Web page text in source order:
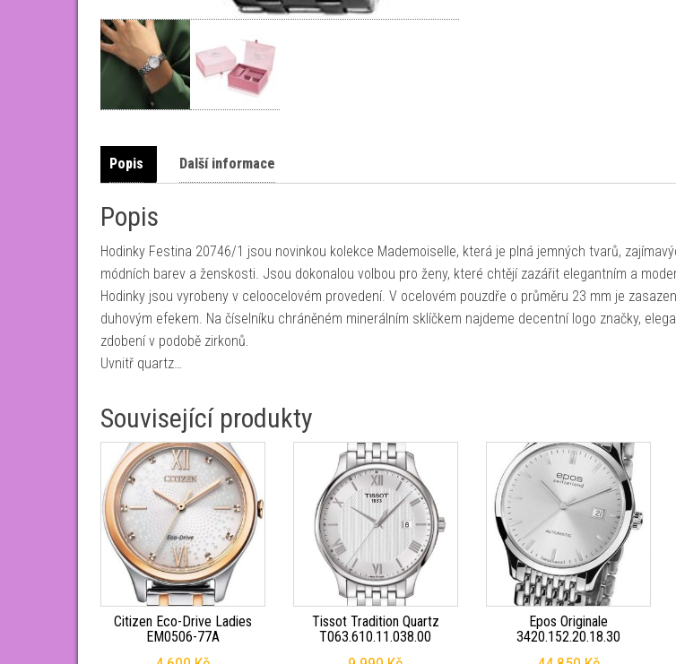
Popis Další informace
Popis
Hodinky Festina 20746/1 jsou novinkou kolekce Mademoiselle, která je plná jemných tvarů,
módních barev a ženskosti. Jsou dokonalou volbou pro ženy, které chtějí zazářit elegantním a
Hodinky jsou vyrobeny v celoocelovém provedení. V ocelovém pouzdře o průměru 23 mm je
duhovým efekem. Na číselníku chráněném minerálním sklíčkem najdeme decentní logo značky,
zdobení v podobě zirkonů.
Uvnitř quartz…
Související produkty
Citizen Eco-Drive Ladies
EM0506-77A
Tissot Tradition Quartz
T063.610.11.038.00
Epos Originale
3420.152.20.18.30